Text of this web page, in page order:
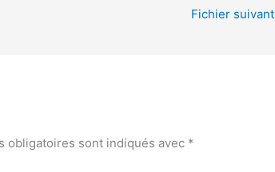
Fichier suivant
obligatoires sont indiqués avec *